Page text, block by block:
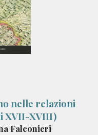
nelle relazioni
XVII-XVIII)
Falconieri